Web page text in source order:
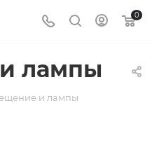
0
лампы
и лампы